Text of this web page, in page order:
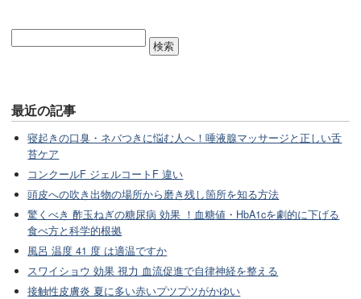
最近の記事
寝起きの口臭・ネバつきに悩む人へ！唾液腺マッサージと正しい舌
苔ケア
コンクールF ジェルコートF 違い
頭皮への吹き出物の場所から磨き残し箇所を知る方法
驚くべき 酢玉ねぎの糖尿病 効果 ！血糖値・HbA1cを劇的に下げる
食べ方と科学的根拠
風呂 温度 41 度 は適温ですか
スワイショウ 効果 視力 血流促進で自律神経を整える
接触性皮膚炎 夏に多い赤いプツプツがかゆい